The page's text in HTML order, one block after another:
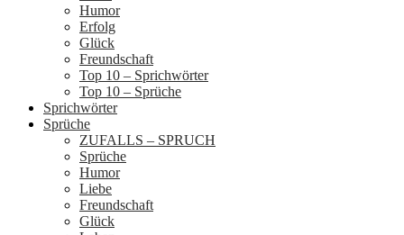
Humor
Erfolg
Glück
Freundschaft
Top 10 – Sprichwörter
Top 10 – Sprüche
Sprichwörter
Sprüche
ZUFALLS – SPRUCH
Sprüche
Humor
Liebe
Freundschaft
Glück